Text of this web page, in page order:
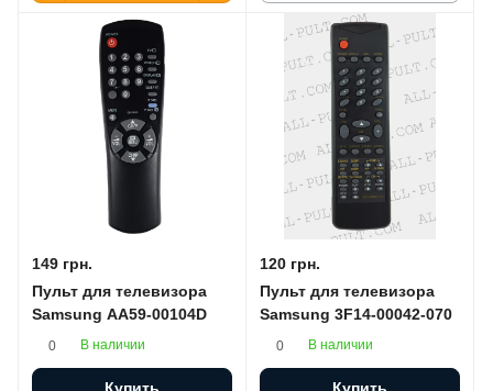
149 грн.
Пульт для телевизора
Samsung AA59-00104D
0 В наличии
Купить
120 грн.
Пульт для телевизора
Samsung 3F14-00042-070
0 В наличии
Купить